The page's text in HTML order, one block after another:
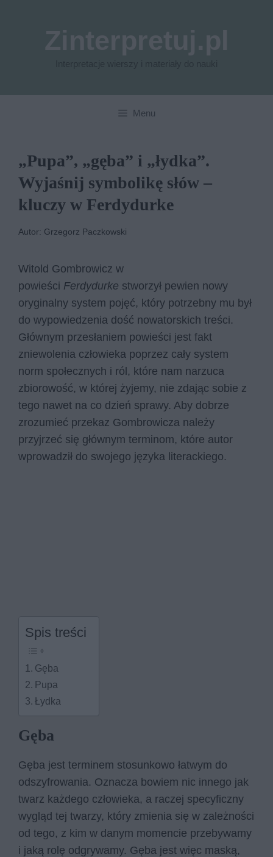
Menu
„Pupa”, „gęba” i „łydka”.
Wyjaśnij symbolikę słów –
kluczy w Ferdydurke
Autor: Grzegorz Paczkowski
Witold Gombrowicz w
powieści Ferdydurke stworzył pewien nowy
oryginalny system pojęć, który potrzebny mu był
do wypowiedzenia dość nowatorskich treści.
Głównym przesłaniem powieści jest fakt
zniewolenia człowieka poprzez cały system
norm społecznych i ról, które nam narzuca
zbiorowość, w której żyjemy, nie zdając sobie z
tego nawet na co dzień sprawy. Aby dobrze
zrozumieć przekaz Gombrowicza należy
przyjrzeć się głównym terminom, które autor
wprowadził do swojego języka literackiego.
Spis treści
Gęba
Pupa
Łydka
Gęba
Gęba jest terminem stosunkowo łatwym do
odszyfrowania. Oznacza bowiem nic innego jak
twarz każdego człowieka, a raczej specyficzny
wygląd tej twarzy, który zmienia się w zależności
od tego, z kim w danym momencie przebywamy
i jaką rolę odgrywamy. Gęba jest więc maską,